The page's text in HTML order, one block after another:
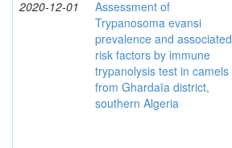
2020-12-01
Assessment of
Trypanosoma evansi
prevalence and associated
risk factors by immune
trypanolysis test in camels
from Ghardaïa district,
southern Algeria